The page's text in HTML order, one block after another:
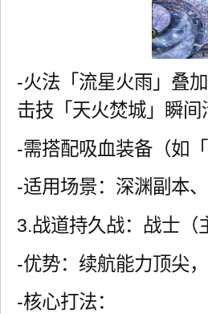
-火法「流星火雨」叠
击技「天火焚城」瞬间
-需搭配吸血装备（如
-适用场景：深渊副本、
3.战道持久战：战士（
-优势：续航能力顶尖
-核心打法：